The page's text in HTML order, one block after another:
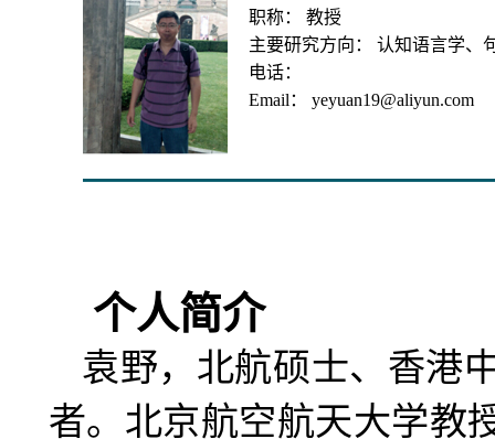
职称： 教授
主要研究方向： 认知语言学、
电话：
Email： yeyuan19@aliyun.com
个人简介
袁野，北航硕士、香港
者。北京航空航天大学教